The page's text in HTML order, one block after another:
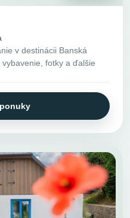
v destinácii Banská
fotky a ďalšie